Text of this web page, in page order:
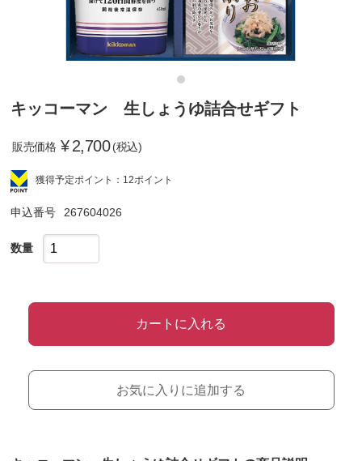
キッコーマン 生しょうゆ詰合せギフト
販売価格 ¥2,700 (税込)
獲得予定ポイント：12ポイント
申込番号 267604026
数量
カートに入れる
お気に入りに追加する